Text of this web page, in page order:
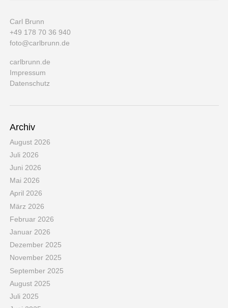
Carl Brunn
+49 178 70 36 940
foto@carlbrunn.de
carlbrunn.de
Impressum
Datenschutz
Archiv
August 2026
Juli 2026
Juni 2026
Mai 2026
April 2026
März 2026
Februar 2026
Januar 2026
Dezember 2025
November 2025
September 2025
August 2025
Juli 2025